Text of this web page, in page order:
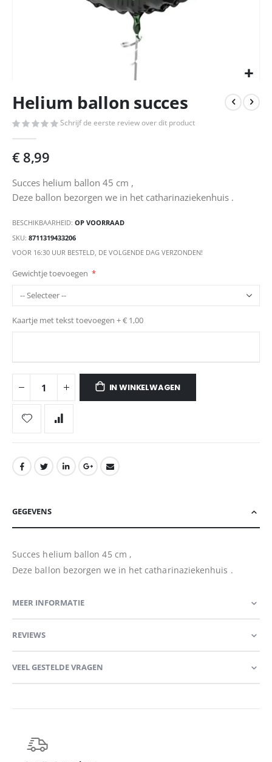
naar
het
begin
van
afbeeldingen-
Helium ballon succes
Schrijf de eerste review over dit product
€ 8,99
Succes helium ballon 45 cm ,
Deze ballon bezorgen we in het catharinaziekenhuis .
BESCHIKBAARHEID: OP VOORRAAD
SKU 8711319433206
VOOR 16:30 UUR BESTELD, DE VOLGENDE DAG VERZONDEN!
Gewichtje toevoegen
Kaartje met tekst toevoegen +€ 1,00
IN WINKELWAGEN
GEGEVENS
Succes helium ballon 45 cm ,
Deze ballon bezorgen we in het catharinaziekenhuis .
MEER INFORMATIE
REVIEWS
VEEL GESTELDE VRAGEN